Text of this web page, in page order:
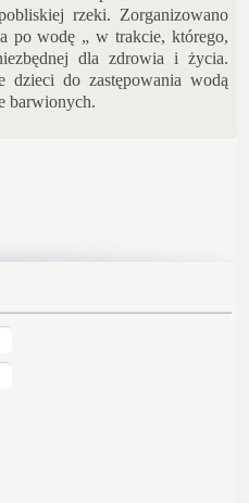
rzeki. Zorganizowano
po wodę „ w trakcie, którego,
dla zdrowia i życia.
dzieci do zastępowania wodą
barwionych.